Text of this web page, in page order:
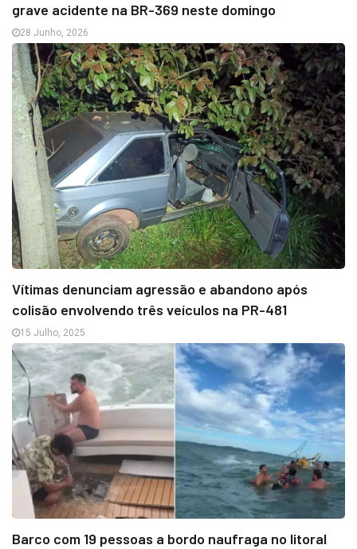
grave acidente na BR-369 neste domingo
28 Junho, 2026
Vítimas denunciam agressão e abandono após
colisão envolvendo três veículos na PR-481
15 Julho, 2025
Barco com 19 pessoas a bordo naufraga no litoral